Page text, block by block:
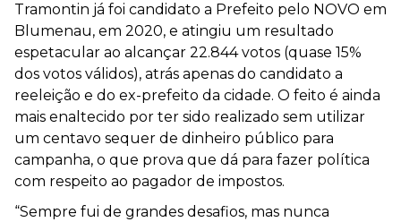
Tramontin já foi candidato a Prefeito pelo NOVO em
Blumenau, em 2020, e atingiu um resultado
espetacular ao alcançar 22.844 votos (quase 15%
dos votos válidos), atrás apenas do candidato a
reeleição e do ex-prefeito da cidade. O feito é ainda
mais enaltecido por ter sido realizado sem utilizar
um centavo sequer de dinheiro público para
campanha, o que prova que dá para fazer política
com respeito ao pagador de impostos.
“Sempre fui de grandes desafios, mas nunca